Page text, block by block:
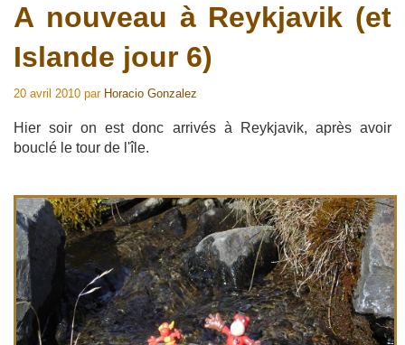
A nouveau à Reykjavik (et
Islande jour 6)
20 avril 2010 par Horacio Gonzalez
Hier soir on est donc arrivés à Reykjavik, après avoir
bouclé le tour de l'île.